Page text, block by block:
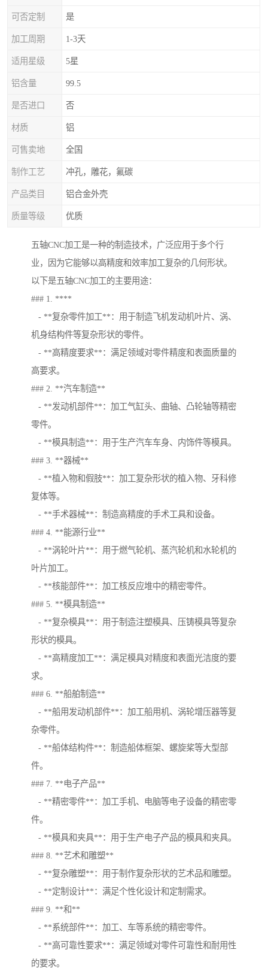
可否定制 是
加工周期 1-3天
适用星级 5星
铝含量 99.5
是否进口 否
材质 铝
可售卖地 全国
制作工艺 冲孔，雕花，氟碳
产品类目 铝合金外壳
质量等级 优质
五轴CNC加工是一种的制造技术，广泛应用于多个行
业，因为它能够以高精度和效率加工复杂的几何形状。
以下是五轴CNC加工的主要用途：
### 1. ****
- **复杂零件加工**：用于制造飞机发动机叶片、涡、
机身结构件等复杂形状的零件。
- **高精度要求**：满足领域对零件精度和表面质量的
高要求。
### 2. **汽车制造**
- **发动机部件**：加工气缸头、曲轴、凸轮轴等精密
零件。
- **模具制造**：用于生产汽车车身、内饰件等模具。
### 3. **器械**
- **植入物和假肢**：加工复杂形状的植入物、牙科修
复体等。
- **手术器械**：制造高精度的手术工具和设备。
### 4. **能源行业**
- **涡轮叶片**：用于燃气轮机、蒸汽轮机和水轮机的
叶片加工。
- **核能部件**：加工核反应堆中的精密零件。
### 5. **模具制造**
- **复杂模具**：用于制造注塑模具、压铸模具等复杂
形状的模具。
- **高精度加工**：满足模具对精度和表面光洁度的要
求。
### 6. **船舶制造**
- **船用发动机部件**：加工船用机、涡轮增压器等复
杂零件。
- **船体结构件**：制造船体框架、螺旋桨等大型部
件。
### 7. **电子产品**
- **精密零件**：加工手机、电脑等电子设备的精密零
件。
- **模具和夹具**：用于生产电子产品的模具和夹具。
### 8. **艺术和雕塑**
- **复杂雕塑**：用于制作复杂形状的艺术品和雕塑。
- **定制设计**：满足个性化设计和定制需求。
### 9. **和**
- **系统部件**：加工、车等系统的精密零件。
- **高可靠性要求**：满足领域对零件可靠性和耐用性
的要求。